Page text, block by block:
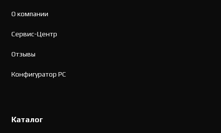
О компании
Сервис-Центр
Отзывы
Конфигуратор PC
Каталог